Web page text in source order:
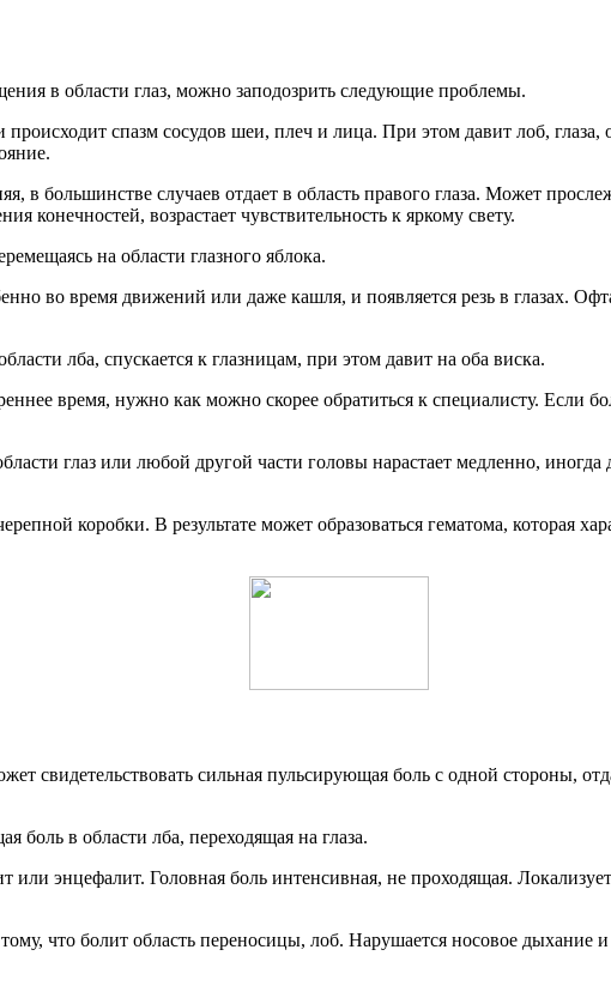
в области глаз, можно заподозрить следующие проблемы.
спазм сосудов шеи, плеч и лица. При этом давит лоб,
в большинстве случаев отдает в область правого глаза. Может
конечностей, возрастает чувствительность к яркому свету.
на области глазного яблока.
во время движений или даже кашля, и появляется резь в глазах.
лба, спускается к глазницам, при этом давит на оба виска.
время, нужно как можно скорее обратиться к специалисту. Если
глаз или любой другой части головы нарастает медленно,
коробки. В результате может образоваться гематома, которая
свидетельствовать сильная пульсирующая боль с одной стороны,
боль в области лба, переходящая на глаза.
энцефалит. Головная боль интенсивная, не проходящая.
что болит область переносицы, лоб. Нарушается носовое дыхание